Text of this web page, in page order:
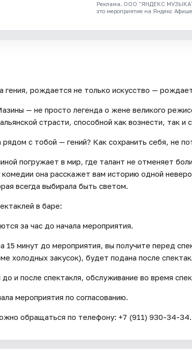
Реклама. ООО "ЯНДЕКС МУЗЫКА",
это мероприятие на Яндекс
гения, рождается не только искусство —
— не просто легенда о жене великого
страсти, способной как вознести, так и
с тобой — гений? Как сохранить себя, не
погружает в мир, где талант не отменяет
комедии она расскажет вам историю одной
всегда выбирала быть светом.
в баре:
за час до начала мероприятия.
15 минут до мероприятия, вы получите перед
холодных закусок), будет подана после
и после спектакля, обслуживание во время
мероприятия по согласованию.
обращаться по телефону: +7 (911) 930-34-34.